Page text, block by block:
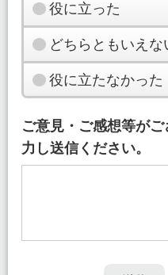
役に立った
どちらともいえな
役に立たなかった
ご意見・ご感想等が
力し送信ください。